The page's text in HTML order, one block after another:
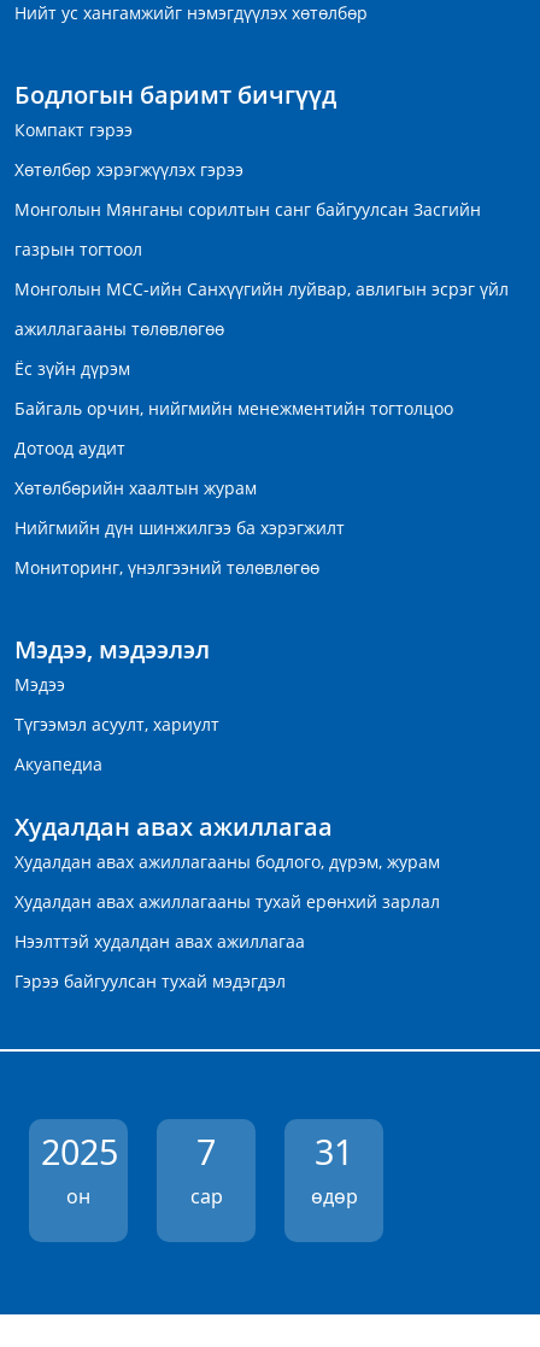
Нийт ус хангамжийг нэмэгдүүлэх хөтөлбөр
Бодлогын баримт бичгүүд
Компакт гэрээ
Хөтөлбөр хэрэгжүүлэх гэрээ
Монголын Мянганы сорилтын санг байгуулсан Засгийн
газрын тогтоол
Монголын МСС-ийн Санхүүгийн луйвар, авлигын эсрэг үйл
ажиллагааны төлөвлөгөө
Ёс зүйн дүрэм
Байгаль орчин, нийгмийн менежментийн тогтолцоо
Дотоод аудит
Хөтөлбөрийн хаалтын журам
Нийгмийн дүн шинжилгээ ба хэрэгжилт
Мониторинг, үнэлгээний төлөвлөгөө
Мэдээ, мэдээлэл
Мэдээ
Түгээмэл асуулт, хариулт
Акуапедиа
Худалдан авах ажиллагаа
Худалдан авах ажиллагааны бодлого, дүрэм, журам
Худалдан авах ажиллагааны тухай ерөнхий зарлал
Нээлттэй худалдан авах ажиллагаа
Гэрээ байгуулсан тухай мэдэгдэл
2025
он
7
сар
31
өдөр